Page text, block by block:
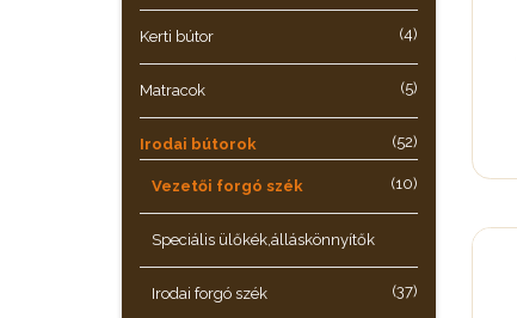
Kerti bútor (4)
Matracok (5)
Irodai bútorok (52)
Vezetői forgó szék (10)
Speciális ülőkék,álláskönnyítők
Irodai forgó szék (37)